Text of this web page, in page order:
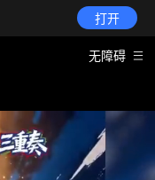
打开
无障碍